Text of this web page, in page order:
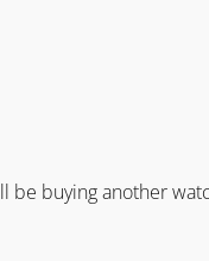
be buying another